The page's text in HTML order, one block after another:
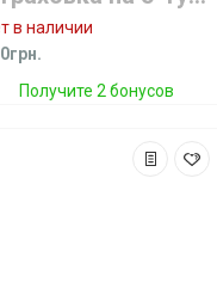
в наличии
Получите 2 бонусов